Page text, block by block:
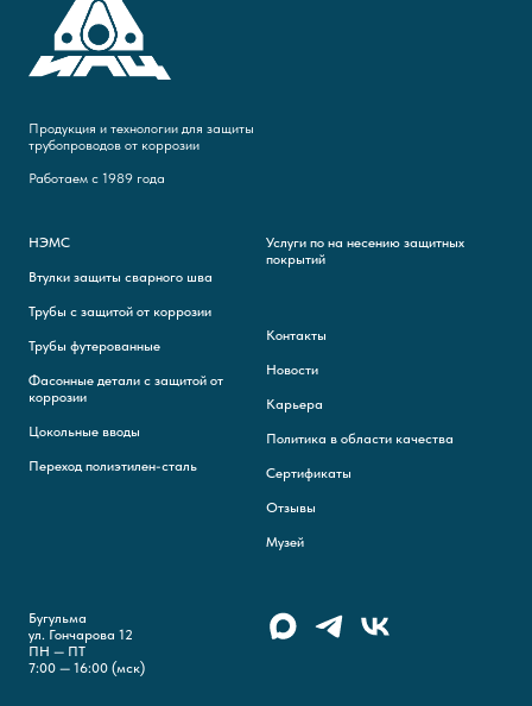
Продукция и технологии для защиты
трубопроводов от коррозии
Работаем с 1989 года
НЭМС
Втулки защиты сварного шва
Трубы с защитой от коррозии
Трубы футерованные
Фасонные детали с защитой от
коррозии
Цокольные вводы
Переход полиэтилен-сталь
Услуги по на несению защитных
покрытий
Контакты
Новости
Карьера
Политика в области качества
Сертификаты
Отзывы
Музей
Бугульма
ул. Гончарова 12
ПН — ПТ
7:00 — 16:00 (мск)